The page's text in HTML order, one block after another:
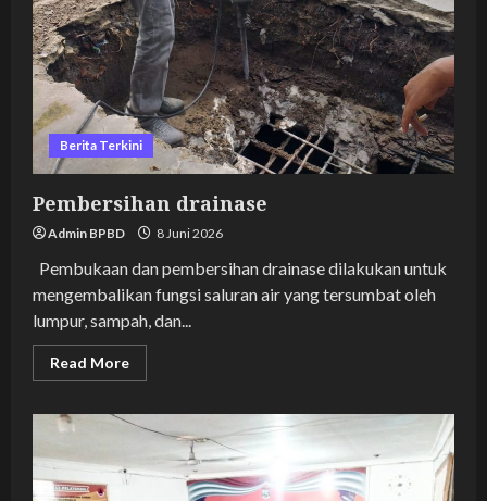
Berita Terkini
Pembersihan drainase
Admin BPBD 8 Juni 2026
Pembukaan dan pembersihan drainase dilakukan untuk
mengembalikan fungsi saluran air yang tersumbat oleh
lumpur, sampah, dan...
Read MoreRead
more
drainase